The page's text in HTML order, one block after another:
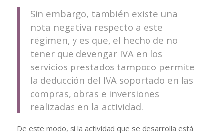
Sin embargo, también existe una
nota negativa respecto a este
régimen, y es que, el hecho de no
tener que devengar IVA en los
servicios prestados tampoco permite
la deducción del IVA soportado en las
compras, obras e inversiones
realizadas en la actividad.
De este modo, si la actividad que se desarrolla está